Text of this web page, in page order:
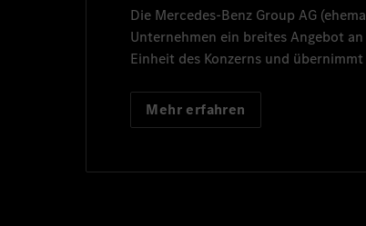
Die Mercedes-Benz Group AG
Unternehmen ein breites Angebot
Einheit des Konzerns und
Mehr erfahren